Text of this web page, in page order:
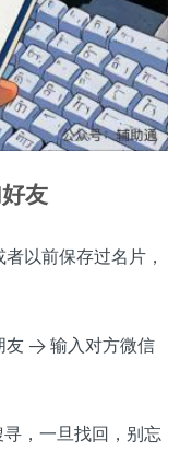
友
以前保存过名片，
> 输入对方微信
，一旦找回，别忘